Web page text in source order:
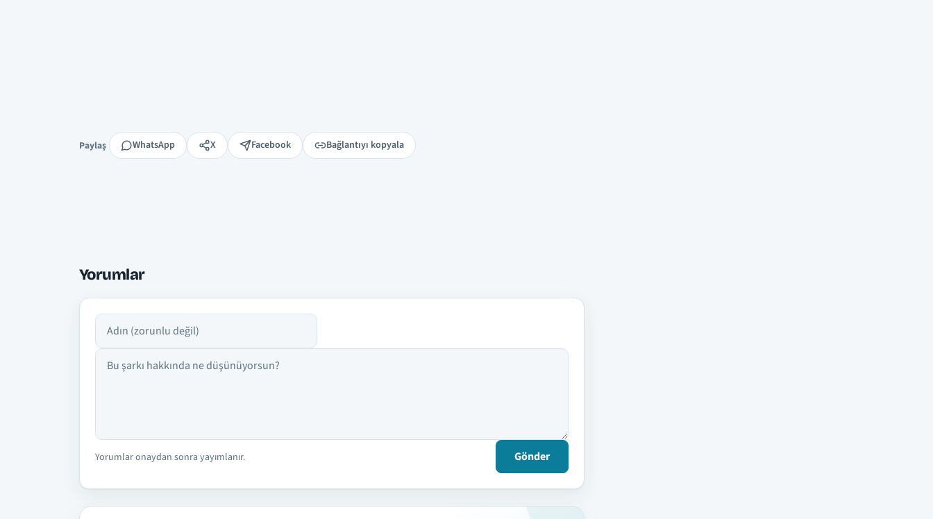
Paylaş
Paylaş WhatsApp X Facebook Bağlantıyı kopyala
Yorumlar
Adın
Yorumun
Yorumlar onaydan sonra yayımlanır. Gönder